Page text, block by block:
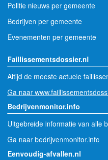
Politie nieuws per gemeente
Bedrijven per gemeente
Evenementen per gemeente
Faillissementsdossier.nl
Altijd de meeste actuele
Ga naar
Bedrijvenmonitor.info
Uitgebreide informatie van alle
Ga naar bedrijvenmonitor.info
Eenvoudig-afvallen.nl